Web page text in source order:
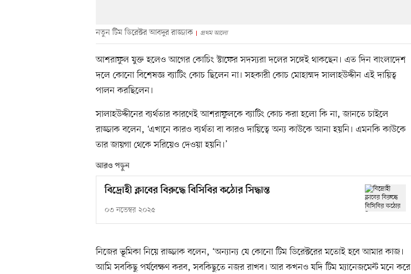
নতুন টিম ডিরেক্টর আবদুর রাজ্জাক প্রথম আলো
আশরাফুল যুক্ত হলেও আগের কোচিং স্টাফের সদস্যরা দলের সঙ্গেই থাকছেন। এত দিন বাংলাদেশ
দলে কোনো বিশেষজ্ঞ ব্যাটিং কোচ ছিলেন না। সহকারী কোচ মোহাম্মদ সালাহউদ্দীন এই দায়িত্ব
পালন করছিলেন।
সালাহউদ্দীনের ব্যর্থতার কারণেই আশরাফুলকে ব্যাটিং কোচ করা হলো কি না, জানতে চাইলে
রাজ্জাক বলেন, ‘এখানে কারও ব্যর্থতা বা কারও দায়িত্বে অন্য কাউকে আনা হয়নি। এমনকি কাউকে
তার জায়গা থেকে সরিয়েও দেওয়া হয়নি।’
আরও পড়ুন
বিদ্রোহী ক্লাবের বিরুদ্ধে বিসিবির কঠোর সিদ্ধান্ত
০৩ নভেম্বর ২০২৫
নিজের ভূমিকা নিয়ে রাজ্জাক বলেন, ‘অন্যান্য যে কোনো টিম ডিরেক্টরের মতোই হবে আমার কাজ।
আমি সবকিছু পর্যবেক্ষণ করব, সবকিছুতে নজর রাখব। আর কখনও যদি টিম ম্যানেজমেন্ট মনে করে